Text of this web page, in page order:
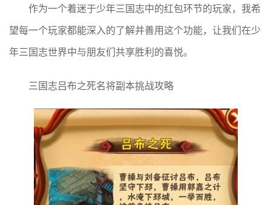
作为一个着迷于少年三国志中的红包环节的玩家，我希
望每一个玩家都能深入的了解并善用这个功能，让我们在少
年三国志世界中与朋友们共享胜利的喜悦。
三国志吕布之死名将副本挑战攻略